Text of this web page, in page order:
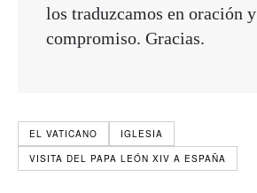
los traduzcamos en oración y
compromiso. Gracias.
EL VATICANO
IGLESIA
VISITA DEL PAPA LEÓN XIV A ESPAÑA